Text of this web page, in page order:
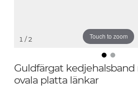
Touch to zoom
1 / 2
Guldfärgat
ovala platta länkar